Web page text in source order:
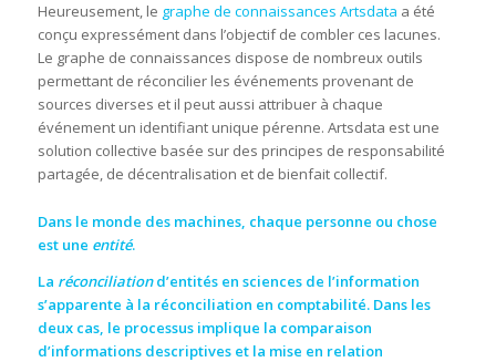
Heureusement, le graphe de connaissances Artsdata a été
conçu expressément dans l’objectif de combler ces lacunes.
Le graphe de connaissances dispose de nombreux outils
permettant de réconcilier les événements provenant de
sources diverses et il peut aussi attribuer à chaque
événement un identifiant unique pérenne. Artsdata est une
solution collective basée sur des principes de responsabilité
partagée, de décentralisation et de bienfait collectif.
Dans le monde des machines, chaque personne ou chose
est une entité.
La réconciliationd’entités en sciences de l’information
s’apparente à la réconciliation en comptabilité. Dans les
deux cas, le processus implique la comparaison
d’informations descriptives et la mise en relation